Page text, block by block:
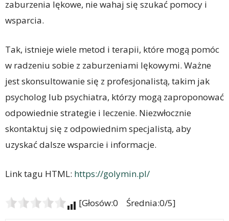
zaburzenia lękowe, nie wahaj się szukać pomocy i
wsparcia.
Tak, istnieje wiele metod i terapii, które mogą pomóc
w radzeniu sobie z zaburzeniami lękowymi. Ważne
jest skonsultowanie się z profesjonalistą, takim jak
psycholog lub psychiatra, którzy mogą zaproponować
odpowiednie strategie i leczenie. Niezwłocznie
skontaktuj się z odpowiednim specjalistą, aby
uzyskać dalsze wsparcie i informacje.
Link tagu HTML: https://golymin.pl/
[Głosów:0 Średnia:0/5]